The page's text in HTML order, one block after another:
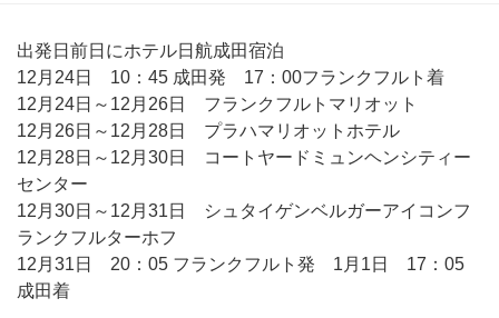
出発日前日にホテル日航成田宿泊
12月24日 10：45 成田発 17：00フランクフルト着
12月24日～12月26日 フランクフルトマリオット
12月26日～12月28日 プラハマリオットホテル
12月28日～12月30日 コートヤードミュンヘンシティー
センター
12月30日～12月31日 シュタイゲンベルガーアイコンフ
ランクフルターホフ
12月31日 20：05 フランクフルト発 1月1日 17：05
成田着